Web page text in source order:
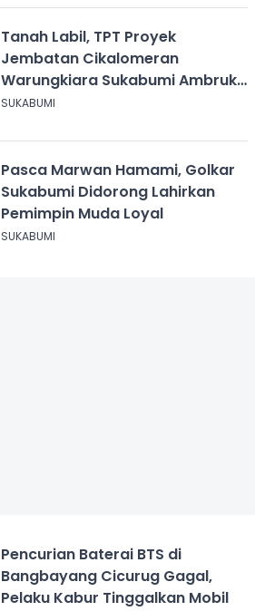
Tanah Labil, TPT Proyek
Jembatan Cikalomeran
Warungkiara Sukabumi Ambruk
Saat Pengurugan
SUKABUMI
Pasca Marwan Hamami, Golkar
Sukabumi Didorong Lahirkan
Pemimpin Muda Loyal
SUKABUMI
Pencurian Baterai BTS di
Bangbayang Cicurug Gagal,
Pelaku Kabur Tinggalkan Mobil